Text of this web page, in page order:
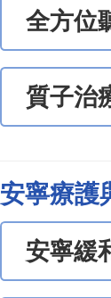
全方位
質子治
安寧療護
安寧緩